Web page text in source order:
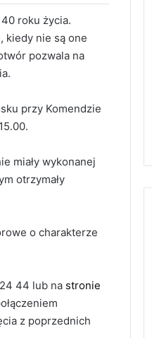
roku życia.
kiedy nie są one
pozwala na
przy Komendzie
miały wykonanej
otrzymały
o charakterze
44 lub na stronie
z poprzednich